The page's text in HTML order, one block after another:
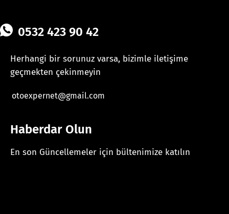
0532 423 90 42
Herhangi bir sorunuz varsa, bizimle iletişime
geçmekten çekinmeyin
otoexpernet@gmail.com
Haberdar Olun
En son Güncellemeler için bültenimize katılın